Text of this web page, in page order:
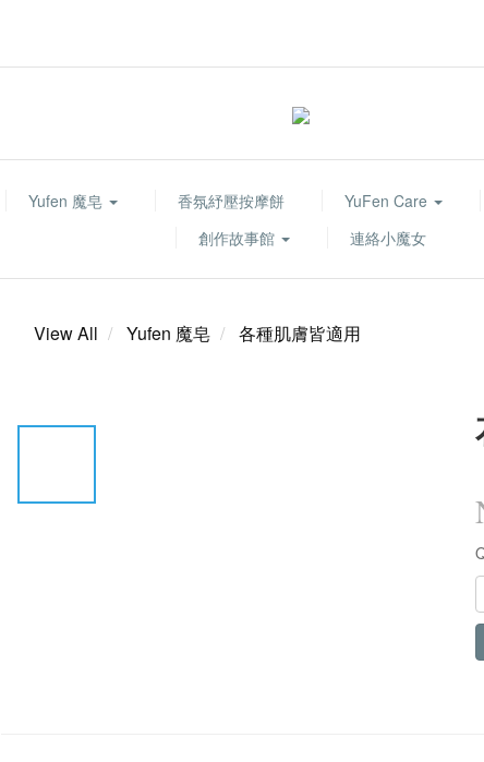
Yufen 魔皂 香氛紓壓按摩餅 YuFen Care
創作故事館
連絡小魔女
View All Yufen 魔皂 各種肌膚皆適用